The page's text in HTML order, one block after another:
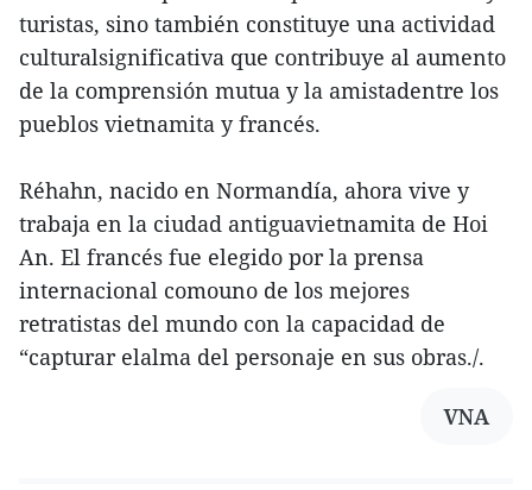
turistas, sino también constituye una actividad
culturalsignificativa que contribuye al aumento
de la comprensión mutua y la amistadentre los
pueblos vietnamita y francés.
Réhahn, nacido en Normandía, ahora vive y
trabaja en la ciudad antiguavietnamita de Hoi
An. El francés fue elegido por la prensa
internacional comouno de los mejores
retratistas del mundo con la capacidad de
“capturar elalma del personaje en sus obras./.
VNA